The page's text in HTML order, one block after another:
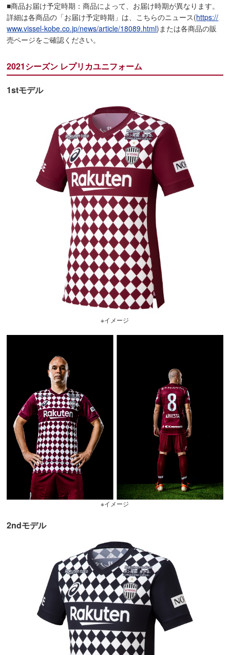
■商品お届け予定時期：商品によって、お届け時期が異なります。
詳細は各商品の「お届け予定時期」は、こちらのニュース(https://
www.vissel-kobe.co.jp/news/article/18089.html)または各商品の販
売ページをご確認ください。
2021シーズン レプリカユニフォーム
1stモデル
※イメージ
※イメージ
2ndモデル